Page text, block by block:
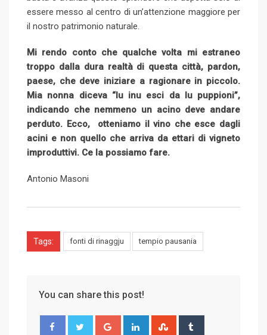
essere messo al centro di un’attenzione maggiore per
il nostro patrimonio naturale.
Mi rendo conto che qualche volta mi estraneo
troppo dalla dura realtà di questa città, pardon,
paese, che deve iniziare a ragionare in piccolo.
Mia nonna diceva “lu inu esci da lu puppioni”,
indicando che nemmeno un acino deve andare
perduto. Ecco, otteniamo il vino che esce dagli
acini e non quello che arriva da ettari di vigneto
improduttivi. Ce la possiamo fare.
Antonio Masoni
Tags: fonti di rinaggju tempio pausania
You can share this post!